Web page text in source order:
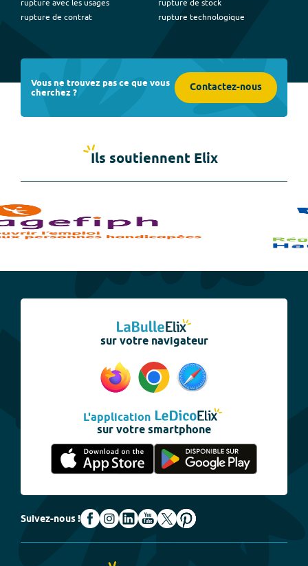
rupture avec les usages
rupture de contrat
rupture de stock
rupture technologique
Vous ne trouvez pas ce que vous
cherchez ? Contactez-nous
Ils soutiennent Elix
sur votre navigateur
L'application
sur votre smartphone
Suivez-nous !